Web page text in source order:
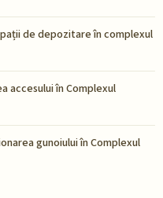
de depozitare în complexul
accesului în Complexul
gunoiului în Complexul